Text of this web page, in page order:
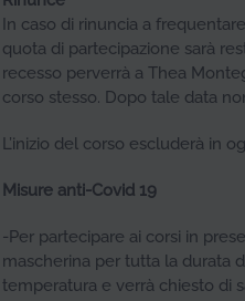
In caso di rinuncia a
quota di partecipazione sarà
recesso perverrà a Thea
corso stesso. Dopo tale data
L’inizio del corso escluderà in
Misure anti-Covid 19
-Per partecipare ai corsi in
mascherina per tutta la durata
temperatura e verrà chiesto di